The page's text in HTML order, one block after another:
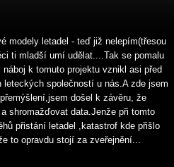
modely letadel - teď již nelepím(třesou
ti mladší umí udělat....Tak se pomalu
k tomuto projektu vznikl asi před
společností u nás.A zde jsem
došel k závěru, že
shromažďovat data.Jenže při tomto
přistání letadel ,katastrof kde přišlo
to opravdu stojí za zveřejnění...